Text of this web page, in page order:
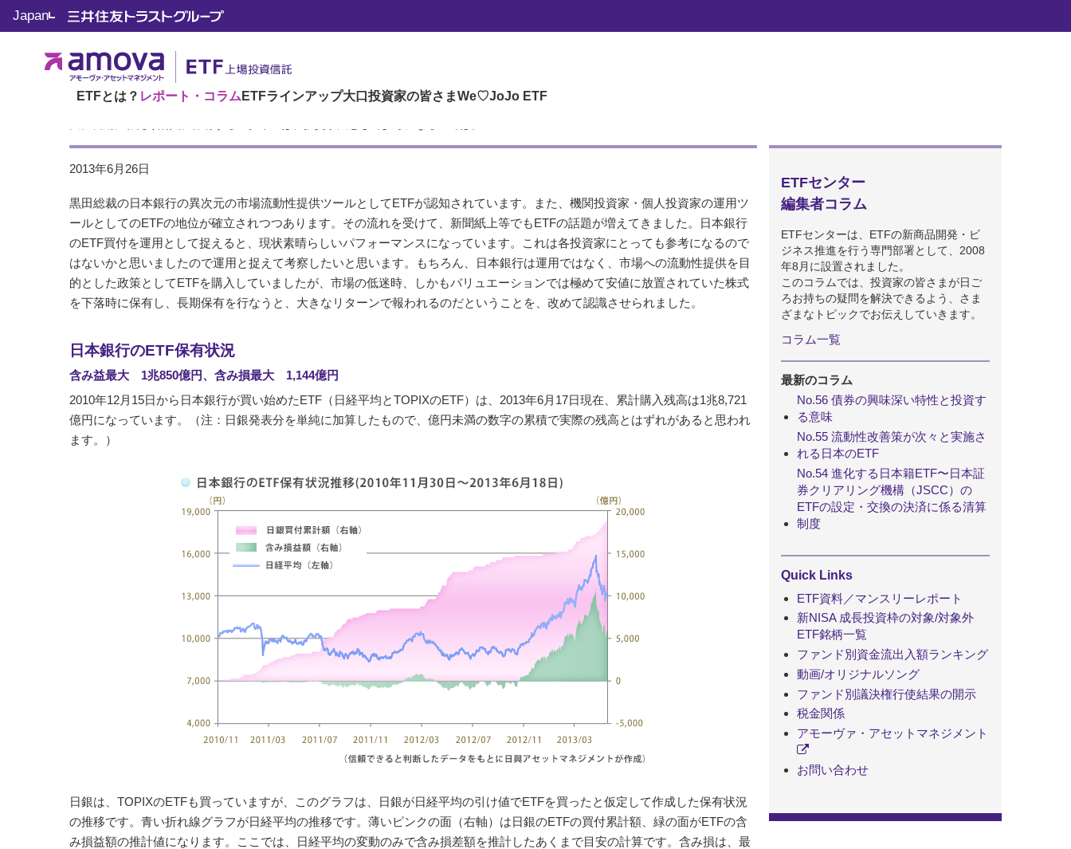
ETFとは？ レポート・コラム ETFラインアップ大口投資家の皆さまWe♡JoJo ETF
Japan トップ コラム もっと知りたいETF
No.30 日本銀行からETFの投資手法を学ぶ
2013年6月26日
黒田総裁の日本銀行の異次元の市場流動性提供ツールとしてETFが認知されています。また、機関投資家・個人投資家の運用ツ
ールとしてのETFの地位が確立されつつあります。その流れを受けて、新聞紙上等でもETFの話題が増えてきました。日本銀行
のETF買付を運用として捉えると、現状素晴らしいパフォーマンスになっています。これは各投資家にとっても参考になるので
はないかと思いましたので運用と捉えて考察したいと思います。もちろん、日本銀行は運用ではなく、市場への流動性提供を目
的とした政策としてETFを購入していましたが、市場の低迷時、しかもバリュエーションでは極めて安値に放置されていた株式
を下落時に保有し、長期保有を行なうと、大きなリターンで報われるのだということを、改めて認識させられました。
日本銀行のETF保有状況
含み益最大 1兆850億円、含み損最大 1,144億円
2010年12月15日から日本銀行が買い始めたETF（日経平均とTOPIXのETF）は、2013年6月17日現在、累計購入残高は1兆8,721
億円になっています。（注：日銀発表分を単純に加算したもので、億円未満の数字の累積で実際の残高とはずれがあると思われ
ます。）
日銀は、TOPIXのETFも買っていますが、このグラフは、日銀が日経平均の引け値でETFを買ったと仮定して作成した保有状況
の推移です。青い折れ線グラフが日経平均の推移です。薄いピンクの面（右軸）は日銀のETFの買付累計額、緑の面がETFの含
み損益額の推計値になります。ここでは、日経平均の変動のみで含み損差額を推計したあくまで目安の計算です。含み損は、最
ETFセンター
編集者コラム
ETFセンターは、ETFの新商品開発・ビ
ジネス推進を行う専門部署として、2008
年8月に設置されました。
このコラムでは、投資家の皆さまが日ご
ろお持ちの疑問を解決できるよう、さま
ざまなトピックでお伝えしていきます。
コラム一覧
最新のコラム
No.56 債券の興味深い特性と投資す
る意味
No.55 流動性改善策が次々と実施さ
れる日本のETF
No.54 進化する日本籍ETF〜日本証
券クリアリング機構（JSCC）の
ETFの設定・交換の決済に係る清算
制度
Quick Links
ETF資料／マンスリーレポート
新NISA 成長投資枠の対象/対象外
ETF銘柄一覧
ファンド別資金流出入額ランキング
動画/オリジナルソング
ファンド別議決権行使結果の開示
税金関係
アモーヴァ・アセットマネジメント
お問い合わせ